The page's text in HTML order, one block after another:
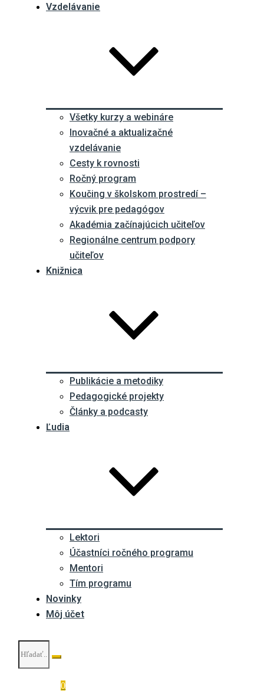
Vzdelávanie
Všetky kurzy a webináre
Inovačné a aktualizačné
vzdelávanie
Cesty k rovnosti
Ročný program
Koučing v školskom prostredí –
výcvik pre pedagógov
Akadémia začínajúcich učiteľov
Regionálne centrum podpory
učiteľov
Knižnica
Publikácie a metodiky
Pedagogické projekty
Články a podcasty
Ľudia
Lektori
Účastníci ročného programu
Mentori
Tím programu
Novinky
Môj účet
0